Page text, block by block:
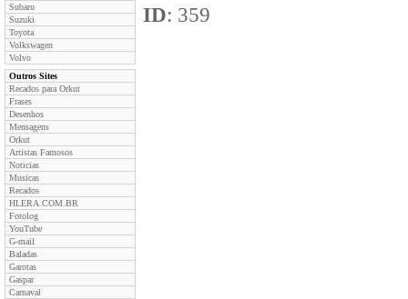
Subaru
Suzuki
Toyota
Volkswagen
Volvo
Outros Sites
Recados para Orkut
Frases
Desenhos
Mensagens
Orkut
Artistas Famosos
Noticias
Musicas
Recados
HLERA.COM.BR
Fotolog
YouTube
G-mail
Baladas
Garotas
Gaspar
Carnaval
ID: 359